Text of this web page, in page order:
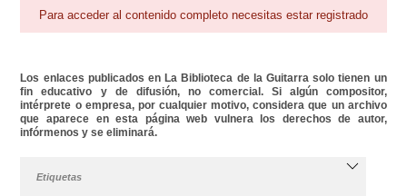
Para acceder al contenido completo necesitas estar registrado
Los enlaces publicados en La Biblioteca de la Guitarra solo tienen un
fin educativo y de difusión, no comercial. Si algún compositor,
intérprete o empresa, por cualquier motivo, considera que un archivo
que aparece en esta página web vulnera los derechos de autor,
infórmenos y se eliminará.
Etiquetas